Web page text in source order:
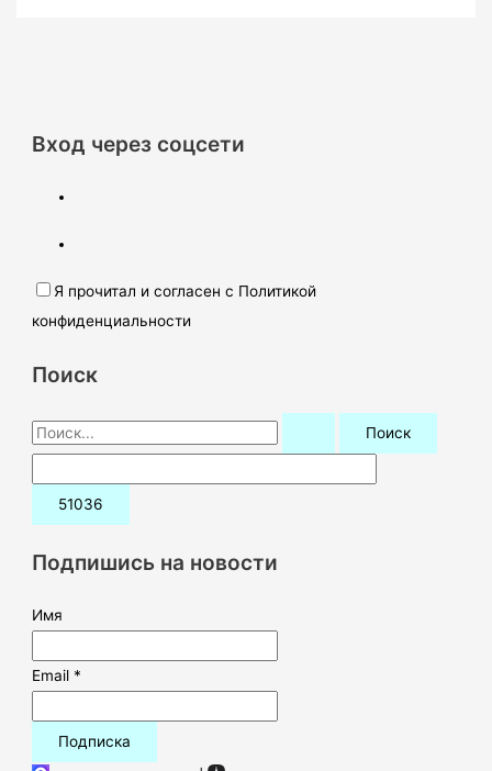
Вход через соцсети
Я прочитал и согласен с Политикой
конфиденциальности
Поиск
П
о
и
:Подпишись на новости
Имя
Email *